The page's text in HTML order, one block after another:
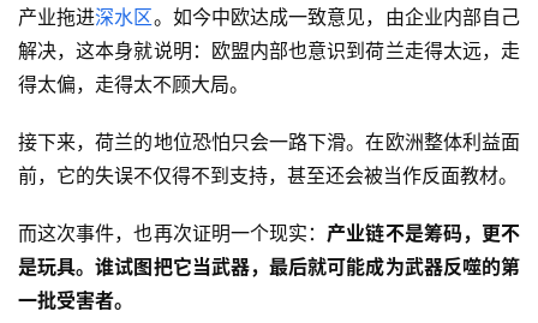
产业拖进深水区。如今中欧达成一致意见，由企业内部自己
解决，这本身就说明：欧盟内部也意识到荷兰走得太远，走
得太偏，走得太不顾大局。
接下来，荷兰的地位恐怕只会一路下滑。在欧洲整体利益面
前，它的失误不仅得不到支持，甚至还会被当作反面教材。
而这次事件，也再次证明一个现实： 产业链不是筹码，更不
是玩具。谁试图把它当武器，最后就可能成为武器反噬的第
一批受害者。